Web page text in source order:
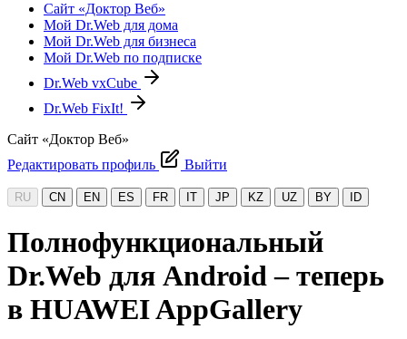
Сайт «Доктор Веб»
Мой Dr.Web для дома
Мой Dr.Web для бизнеса
Мой Dr.Web по подписке
Dr.Web vxCube
Dr.Web FixIt!
Сайт «Доктор Веб»
Редактировать профиль
Выйти
RU CN EN ES FR IT JP KZ UZ BY ID
Полнофункциональный
Dr.Web для Android – теперь
в HUAWEI AppGallery